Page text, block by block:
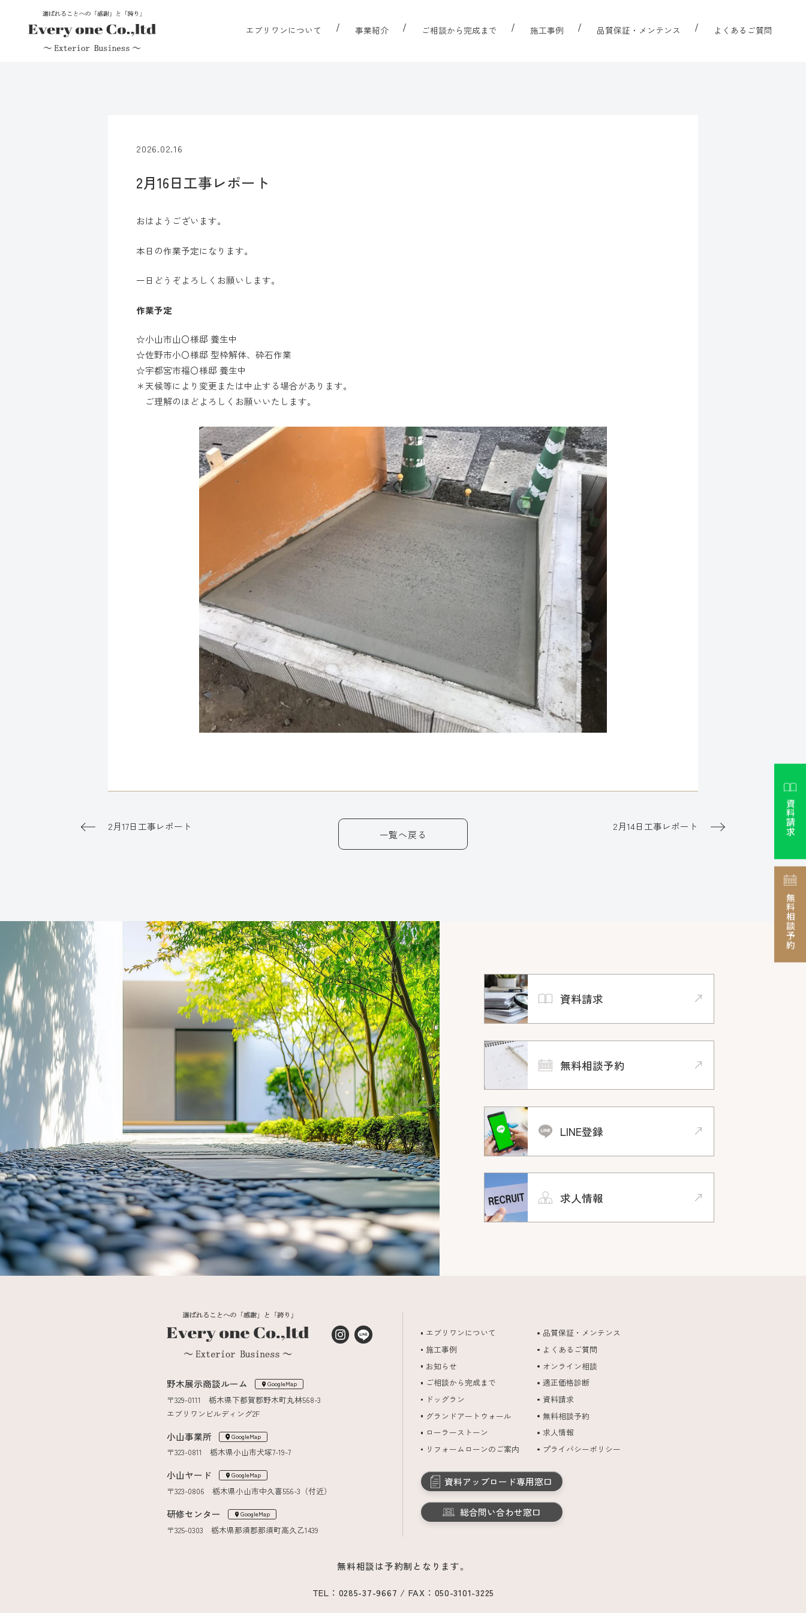
エブリワンについて 事業紹介 ご相談から完成まで 施工事例 品質保証・メンテンス よくあるご質問
2026.02.16
2月16日工事レポート
おはようございます。
本日の作業予定になります。
一日どうぞよろしくお願いします。
作業予定
☆小山市山〇様邸 養生中
☆佐野市小〇様邸 型枠解体、砕石作業
☆宇都宮市福〇様邸 養生中
＊天候等により変更または中止する場合があります。
ご理解のほどよろしくお願いいたします。
2月17日工事レポート
一覧へ戻る
2月14日工事レポート
資料請求
無料相談予約
LINE登録
求人情報
野木展示商談ルーム GoogleMap
〒329-0111 栃木県下都賀郡野木町丸林568-3
エブリワンビルディング2F
小山事業所 GoogleMap
〒323-0811 栃木県小山市犬塚7-19-7
小山ヤード GoogleMap
〒323-0806 栃木県小山市中久喜556-3（付近）
研修センター GoogleMap
〒325-0303 栃木県那須郡那須町高久乙1439
エブリワンについて
施工事例
お知らせ
ご相談から完成まで
ドッグラン
グランドアートウォール
ローラーストーン
リフォームローンのご案内
品質保証・メンテンス
よくあるご質問
オンライン相談
適正価格診断
資料請求
無料相談予約
求人情報
プライバシーポリシー
資料アップロード専用窓口
総合問い合わせ窓口
無料相談は予約制となります。
TEL：0285-37-9667 / FAX：050-3101-3225
資料請求
無料相談予約